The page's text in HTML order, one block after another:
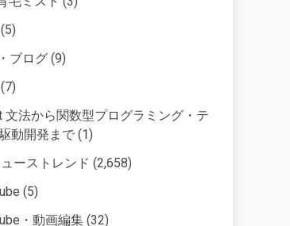
(5)
ブログ (9)
(7)
文法から関数型プログラミング・テ
動開発まで (1)
ーストレンド (2,658)
(5)
・動画編集 (32)